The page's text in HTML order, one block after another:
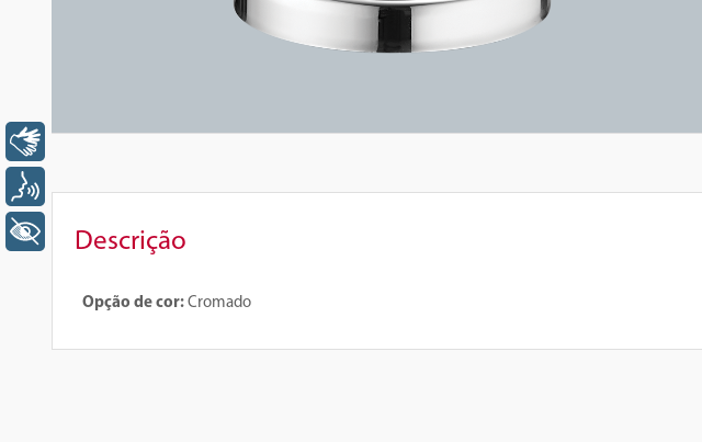
Descrição
Opção de cor: Cromado
+ Acessibilidade